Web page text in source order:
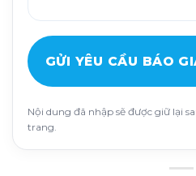
GỬI YÊU CẦU BÁO
Nội dung đã nhập sẽ được giữ lại
trang.